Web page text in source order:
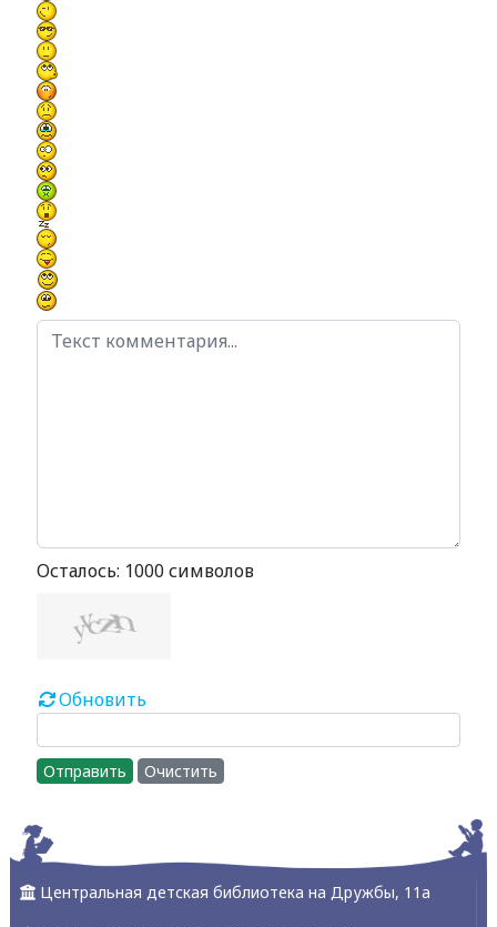
Осталось: 1000 символов
Обновить
Отправить Очистить
Центральная детская библиотека на Дружбы, 11а